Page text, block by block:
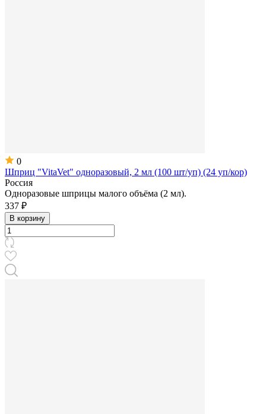
0
Шприц "VitaVet" одноразовый, 2 мл (100 шт/уп) (24 уп/кор)
Россия
Одноразовые шприцы малого объёма (2 мл).
337 ₽
В корзину